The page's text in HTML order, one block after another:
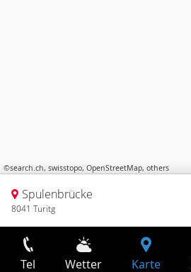
©search.ch, swisstopo, OpenStreetMap, others
Spulenbrücke
8041 Turitg
Tel Wetter Karte